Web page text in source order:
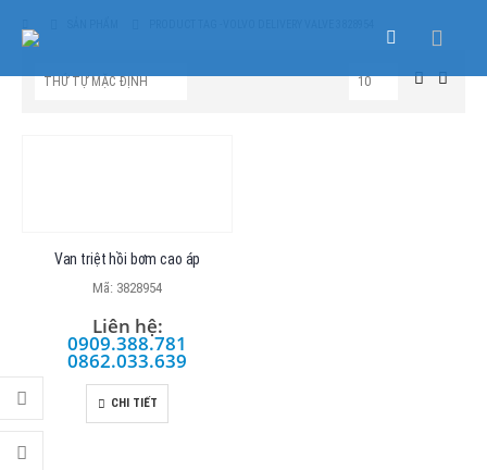
Van triệt hồi bơm cao áp
Mã: 3828954
Liên hệ:
0909.388.781
0862.033.639
CHI TIẾT